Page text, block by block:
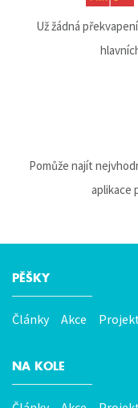
Už žádná
Pomůže najít
aplikace
Hlavní
menu
PĚŠKY
Články Akce
NA KOLE